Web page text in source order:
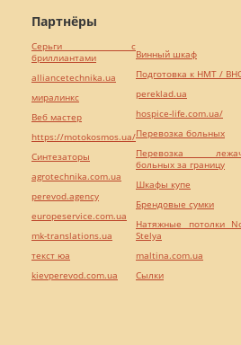
Партнёры
Серьги с
бриллиантами
alliancetechnika.ua
миралинкс
Веб мастер
https://motokosmos.ua/
Синтезаторы
agrotechnika.com.ua
perevod.agency
europeservice.com.ua
mk-translations.ua
текст юа
kievperevod.com.ua
Винный шкаф
Подготовка к НМТ /
pereklad.ua
hospice-life.com.ua/
Перевозка больных
Перевозка
больных за границу
Шкафы купе
Брендовые сумки
Натяжные потолки
Stelya
maltina.com.ua
Cылки